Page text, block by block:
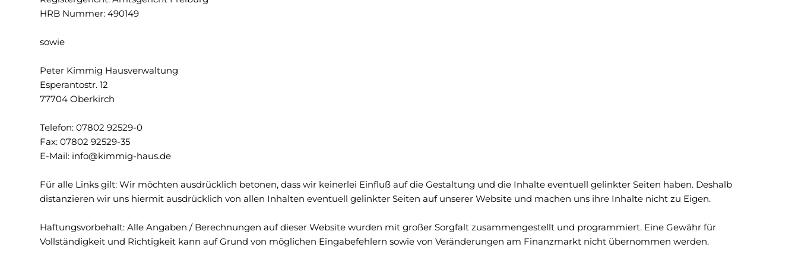
HRB Nummer: 490149
sowie
Peter Kimmig Hausverwaltung
Esperantostr. 12
77704 Oberkirch
Telefon: 07802 92529-0
Fax: 07802 92529-35
E-Mail: info@kimmig-haus.de
Für alle Links gilt: Wir möchten ausdrücklich betonen, dass wir keinerlei Einfluß auf die Gestaltung und die Inhalte eventuell gelinkter Seiten haben. Deshalb
distanzieren wir uns hiermit ausdrücklich von allen Inhalten eventuell gelinkter Seiten auf unserer Website und machen uns ihre Inhalte nicht zu Eigen.
Haftungsvorbehalt: Alle Angaben / Berechnungen auf dieser Website wurden mit großer Sorgfalt zusammengestellt und programmiert. Eine Gewähr für
Vollständigkeit und Richtigkeit kann auf Grund von möglichen Eingabefehlern sowie von Veränderungen am Finanzmarkt nicht übernommen werden.